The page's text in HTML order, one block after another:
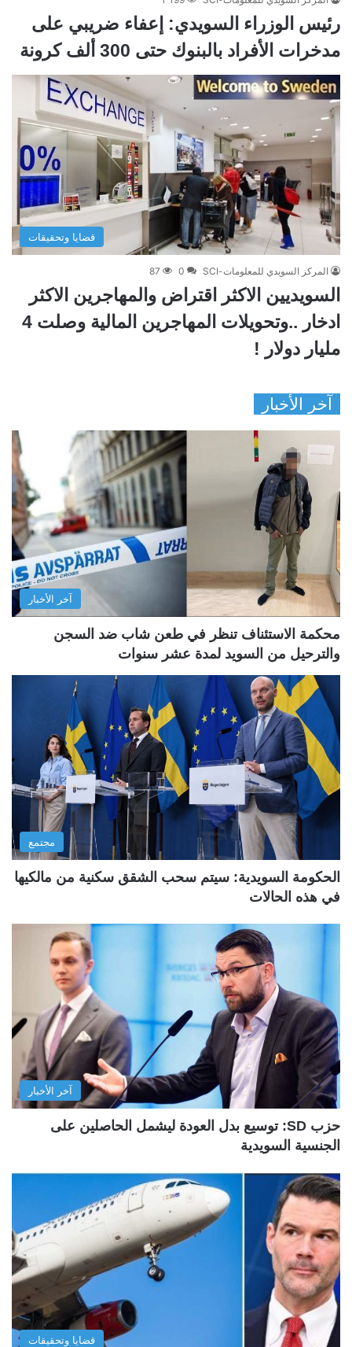
رئيس الوزراء السويدي: إعفاء ضريبي على
مدخرات الأفراد بالبنوك حتى 300 ألف كرونة
قضايا وتحقيقات
المركز السويدي للمعلومات-SCI 0
87
السويديين الاكثر اقتراض والمهاجرين الاكثر
ادخار ..وتحويلات المهاجرين المالية وصلت 4
مليار دولار !
آخر الأخبار
آخر الأخبار
محكمة الاستئناف تنظر في طعن شاب ضد السجن
والترحيل من السويد لمدة عشر سنوات
مجتمع
الحكومة السويدية: سيتم سحب الشقق سكنية من مالكيها
في هذه الحالات
آخر الأخبار
حزب SD: توسيع بدل العودة ليشمل الحاصلين على
الجنسية السويدية
قضايا وتحقيقات